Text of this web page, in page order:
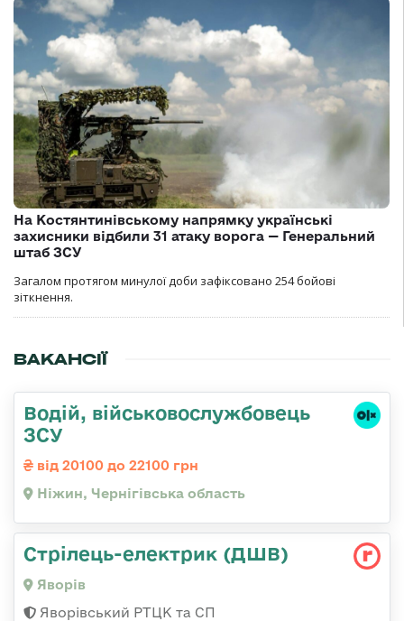
На Костянтинівському напрямку українські
захисники відбили 31 атаку ворога — Генеральний
штаб ЗСУ
Загалом протягом минулої доби зафіксовано 254 бойові
зіткнення.
ВАКАНСІЇ
Водій, військовослужбовець
ЗСУ
від 20100 до 22100 грн
Ніжин, Чернігівська область
Стрілець-електрик (ДШВ)
Яворів
Яворівський РТЦК та СП